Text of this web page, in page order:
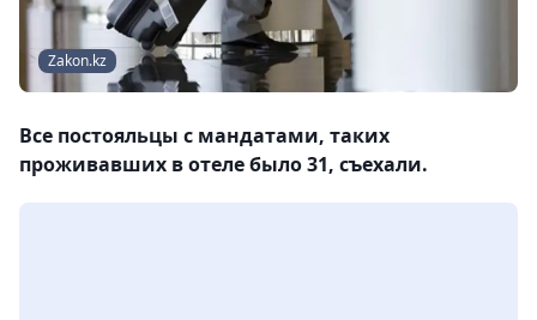
Zakon.kz
Все постояльцы с мандатами, таких
проживавших в отеле было 31, съехали.